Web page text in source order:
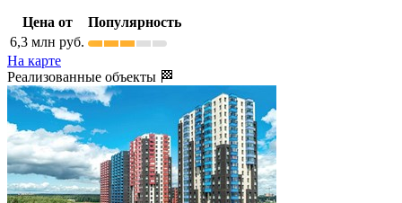
Цена от
Популярность
6,3 млн руб.
На карте
Реализованные объекты 🏁